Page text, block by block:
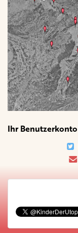
Ihr Benutzerkonto